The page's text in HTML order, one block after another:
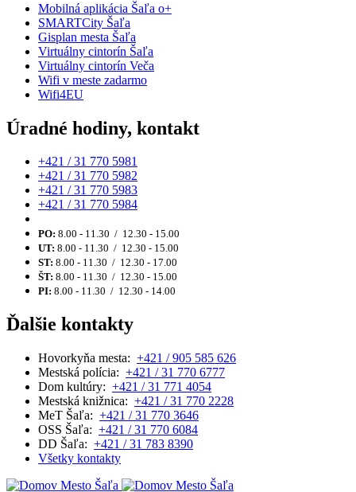
Mobilná aplikácia Šaľa o+
SMARTCity Šaľa
Gisplan mesta Šaľa
Virtuálny cintorín Šaľa
Virtuálny cintorín Veča
Wifi v meste zadarmo
Wifi4EU
Úradné hodiny, kontakt
+421 / 31 770 5981
+421 / 31 770 5982
+421 / 31 770 5983
+421 / 31 770 5984
PO: 8.00 - 11.30 / 12.30 - 15.00
UT: 8.00 - 11.30 / 12.30 - 15.00
ST: 8.00 - 11.30 / 12.30 - 17.00
ŠT: 8.00 - 11.30 / 12.30 - 15.00
PI: 8.00 - 11.30 / 12.30 - 14.00
Ďalšie kontakty
Hovorkyňa mesta: +421 / 905 585 626
Mestská polícia: +421 / 31 770 6777
Dom kultúry: +421 / 31 771 4054
Mestská knižnica: +421 / 31 770 2228
MeT Šaľa: +421 / 31 770 3646
OSS Šaľa: +421 / 31 770 6084
DD Šaľa: +421 / 31 783 8390
Všetky kontakty